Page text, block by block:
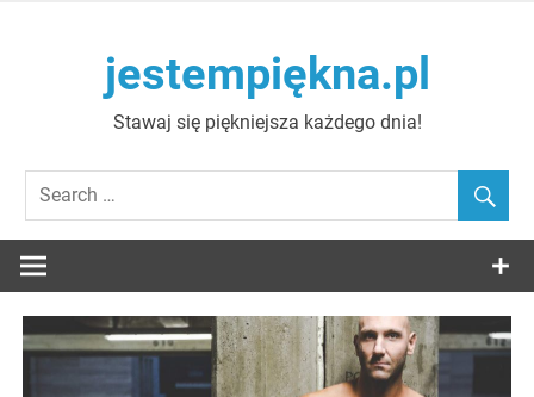
jestempiękna.pl
Stawaj się piękniejsza każdego dnia!